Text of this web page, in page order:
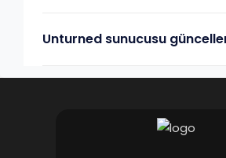
Unturned sunucusu